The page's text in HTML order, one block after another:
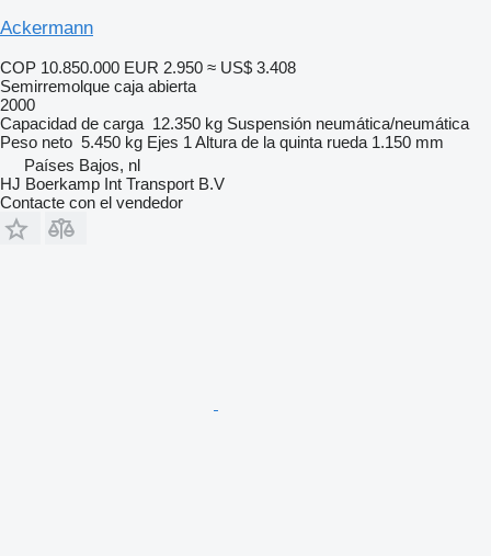
Ackermann
COP 10.850.000 EUR 2.950 ≈ US$ 3.408
Semirremolque caja abierta
2000
Capacidad de carga 12.350 kg Suspensión neumática/neumática
Peso neto 5.450 kg Ejes 1 Altura de la quinta rueda 1.150 mm
Países Bajos, nl
HJ Boerkamp Int Transport B.V
Contacte con el vendedor